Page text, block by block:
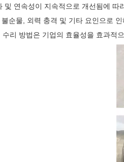
및 연속성이 지속적으로 개선됨에
순물, 외력 충격 및 기타 요인으로
수리 방법은 기업의 효율성을 효과적